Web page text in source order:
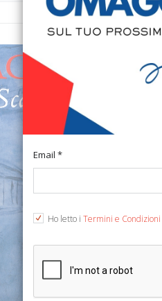
Email *
Ho letto i Termini e Condizioni